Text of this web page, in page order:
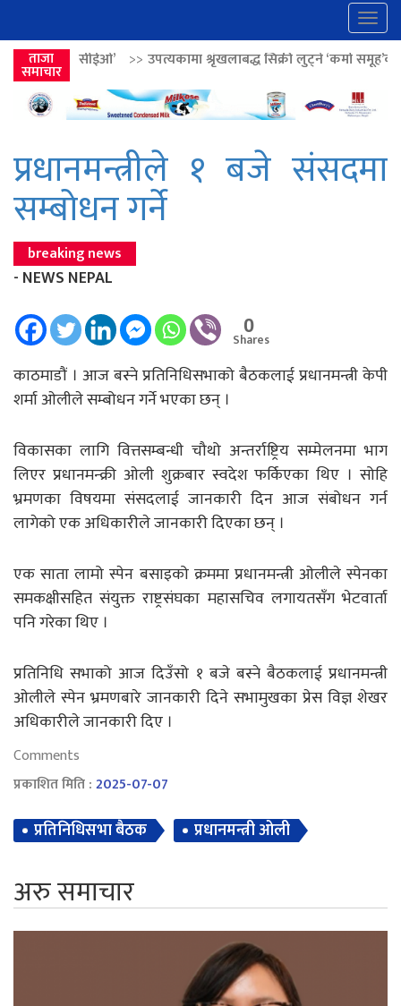
ताजा
समाचार
उपत्यकामा श्रृंखलाबद्ध सिक्री लुट्ने ‘कर्मा समूह’का नाइकेसहित पाँच
प्रधानमन्त्रीले १ बजे संसदमा
सम्बोधन गर्ने
breaking news
- NEWS NEPAL
0
Shares
काठमाडौं । आज बस्ने प्रतिनिधिसभाको बैठकलाई प्रधानमन्त्री केपी
शर्मा ओलीले सम्बोधन गर्ने भएका छन् ।
विकासका लागि वित्तसम्बन्धी चौथो अन्तर्राष्ट्रिय सम्मेलनमा भाग
लिएर प्रधानमन्क्री ओली शुक्रबार स्वदेश फर्किएका थिए । सोहि
भ्रमणका विषयमा संसदलाई जानकारी दिन आज संबोधन गर्न
लागेको एक अधिकारीले जानकारी दिएका छन् ।
एक साता लामो स्पेन बसाइको क्रममा प्रधानमन्त्री ओलीले स्पेनका
समकक्षीसहित संयुक्त राष्ट्रसंघका महासचिव लगायतसँग भेटवार्ता
पनि गरेका थिए ।
प्रतिनिधि सभाको आज दिउँसो १ बजे बस्ने बैठकलाई प्रधानमन्त्री
ओलीले स्पेन भ्रमणबारे जानकारी दिने सभामुखका प्रेस विज्ञ शेखर
अधिकारीले जानकारी दिए ।
Comments
प्रकाशित मिति :2025-07-07
प्रतिनिधिसभा बैठक प्रधानमन्त्री ओली
अरु समाचार